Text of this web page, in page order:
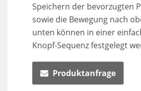
Speichern der bevorzugten
sowie die Bewegung nach
unten können in einer
Knopf-Sequenz festgelegt
Produktanfrage